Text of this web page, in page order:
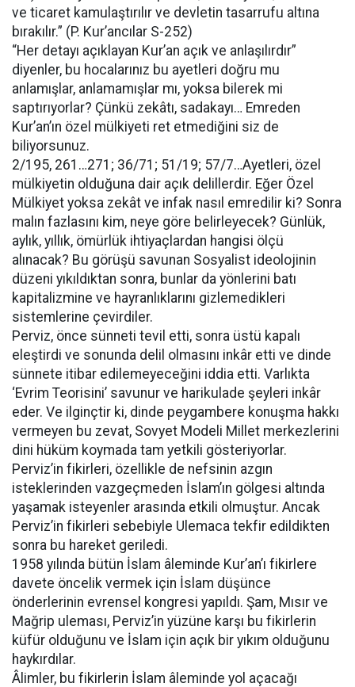
ve ticaret kamulaştırılır ve devletin tasarrufu altına
bırakılır.” (P. Kur’ancılar S-252)
“Her detayı açıklayan Kur’an açık ve anlaşılırdır”
diyenler, bu hocalarınız bu ayetleri doğru mu
anlamışlar, anlamamışlar mı, yoksa bilerek mi
saptırıyorlar? Çünkü zekâtı, sadakayı… Emreden
Kur’an’ın özel mülkiyeti ret etmediğini siz de
biliyorsunuz.
2/195, 261…271; 36/71; 51/19; 57/7…Ayetleri, özel
mülkiyetin olduğuna dair açık delillerdir. Eğer Özel
Mülkiyet yoksa zekât ve infak nasıl emredilir ki? Sonra
malın fazlasını kim, neye göre belirleyecek? Günlük,
aylık, yıllık, ömürlük ihtiyaçlardan hangisi ölçü
alınacak? Bu görüşü savunan Sosyalist ideolojinin
düzeni yıkıldıktan sonra, bunlar da yönlerini batı
kapitalizmine ve hayranlıklarını gizlemedikleri
sistemlerine çevirdiler.
Perviz, önce sünneti tevil etti, sonra üstü kapalı
eleştirdi ve sonunda delil olmasını inkâr etti ve dinde
sünnete itibar edilemeyeceğini iddia etti. Varlıkta
‘Evrim Teorisini’ savunur ve harikulade şeyleri inkâr
eder. Ve ilginçtir ki, dinde peygambere konuşma hakkı
vermeyen bu zevat, Sovyet Modeli Millet merkezlerini
dini hüküm koymada tam yetkili gösteriyorlar.
Perviz’in fikirleri, özellikle de nefsinin azgın
isteklerinden vazgeçmeden İslam’ın gölgesi altında
yaşamak isteyenler arasında etkili olmuştur. Ancak
Perviz’in fikirleri sebebiyle Ulemaca tekfir edildikten
sonra bu hareket geriledi.
1958 yılında bütün İslam âleminde Kur’an’ı fikirlere
davete öncelik vermek için İslam düşünce
önderlerinin evrensel kongresi yapıldı. Şam, Mısır ve
Mağrip uleması, Perviz’in yüzüne karşı bu fikirlerin
küfür olduğunu ve İslam için açık bir yıkım olduğunu
haykırdılar.
Âlimler, bu fikirlerin İslam âleminde yol açacağı